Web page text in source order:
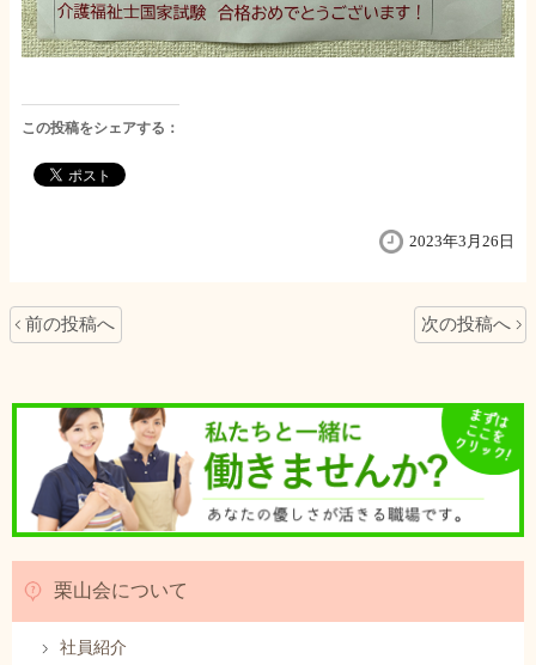
この投稿をシェアする：
2023年3月26日
前の投稿へ 次の投稿へ
栗山会について
社員紹介